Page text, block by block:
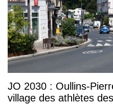
JO 2030 : Oullins-
village des athlètes